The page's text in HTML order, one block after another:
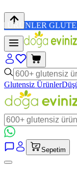
GLUTENSİZ 💜
Glutensiz Ürünler
Sepetim